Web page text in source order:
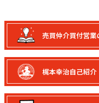
売買仲介買付営業
梶本幸治自己紹介